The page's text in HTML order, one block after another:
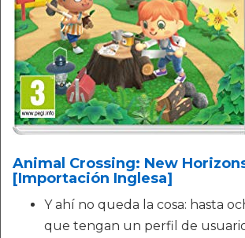
Animal Crossing: New
[Importación Inglesa]
Y ahí no queda la cosa: hasta
que tengan un perfil de